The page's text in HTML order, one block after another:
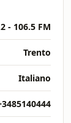
- 106.5 FM
Trento
Italiano